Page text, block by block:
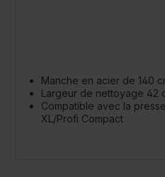
Manche en acier de 140
Largeur de nettoyage 42
Compatible avec la
XL/Profi Compact